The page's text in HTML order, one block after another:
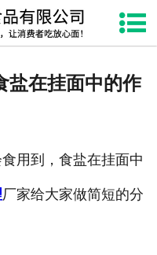
网站首页
盐在挂面中的作
用到，食盐在挂面中
厂家给大家做简短的分